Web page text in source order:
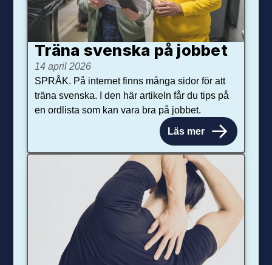
Träna svenska på jobbet
14 april 2026
SPRÅK. På internet finns många sidor för att
träna svenska. I den här artikeln får du tips på
en ordlista som kan vara bra på jobbet.
Läs mer